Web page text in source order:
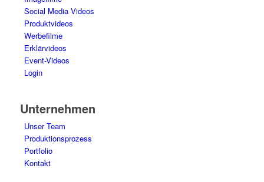
Social Media Videos
Produktvideos
Werbefilme
Erklärvideos
Event-Videos
Login
Unternehmen
Unser Team
Produktionsprozess
Portfolio
Kontakt